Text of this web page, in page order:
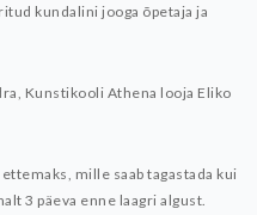
kundalini jooga õpetaja ja
Kunstikooli Athena looja Eliko
mille saab tagastada kui
3 päeva enne laagri algust.